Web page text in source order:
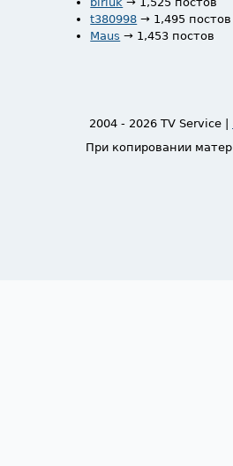
t380998 → 1,495 постов
Maus → 1,453 постов
2004 - 2026 TV Service |
При копировании